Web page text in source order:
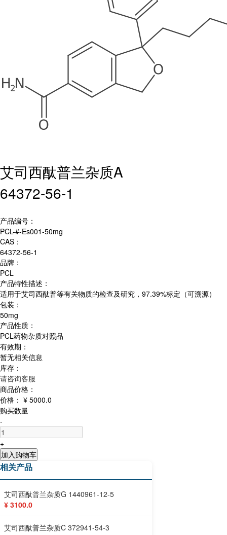
艾司西酞普兰杂质A
64372-56-1
产品编号：
PCL-#-Es001-50mg
CAS：
64372-56-1
品牌：
PCL
产品特性描述：
适用于艾司西酞普等有关物质的检查及研究，97.39%标定（可溯源）
包装：
50mg
产品性质：
PCL药物杂质对照品
有效期：
暂无相关信息
库存：
请咨询客服
商品价格：
价格： ¥ 5000.0
购买数量
-
+
加入购物车
相关产品
艾司西酞普兰杂质G 1440961-12-5
¥ 3100.0
艾司西酞普兰杂质C 372941-54-3